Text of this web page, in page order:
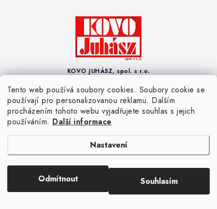
Tento web používá soubory cookies. Soubory cookie se
používají pro personalizovanou reklamu. Dalším
procházením tohoto webu vyjadřujete souhlas s jejich
používáním. Další informace
Nastavení
Odmítnout Souhlasím
KOVO JUHÁSZ, spol. s r.o.
Provozní doba:
Po - Pá: 8:00 - 16:00
KONTAKTUJTE NÁS
+420 733 133 331
obchod@kovojuhasz.cz
Sledujte nás